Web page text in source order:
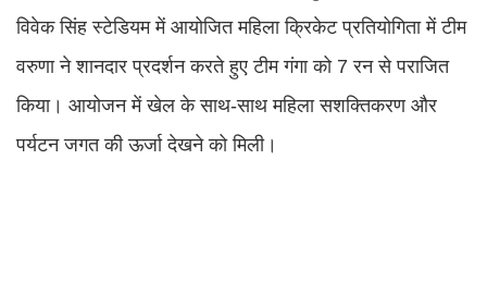
विवेक सिंह स्टेडियम में आयोजित महिला क्रिकेट प्रतियोगिता में टीम
वरुणा ने शानदार प्रदर्शन करते हुए टीम गंगा को 7 रन से पराजित
किया। आयोजन में खेल के साथ-साथ महिला सशक्तिकरण और
पर्यटन जगत की ऊर्जा देखने को मिली।